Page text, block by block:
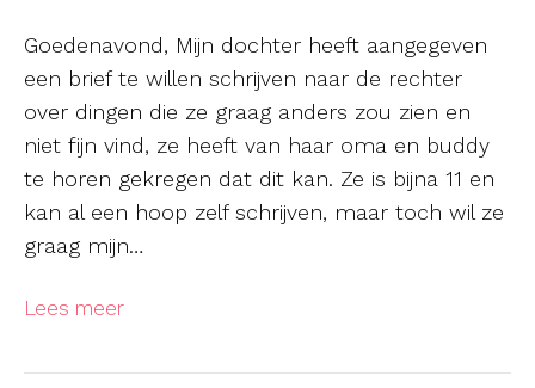
Goedenavond, Mijn dochter heeft aangegeven
een brief te willen schrijven naar de rechter
over dingen die ze graag anders zou zien en
niet fijn vind, ze heeft van haar oma en buddy
te horen gekregen dat dit kan. Ze is bijna 11 en
kan al een hoop zelf schrijven, maar toch wil ze
graag mijn…
Lees meer